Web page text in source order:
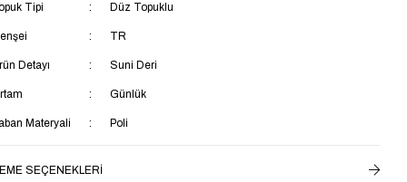
Tipi Düz Topuklu
TR
Detayı Suni Deri
Günlük
Materyali Poli
SEÇENEKLERI